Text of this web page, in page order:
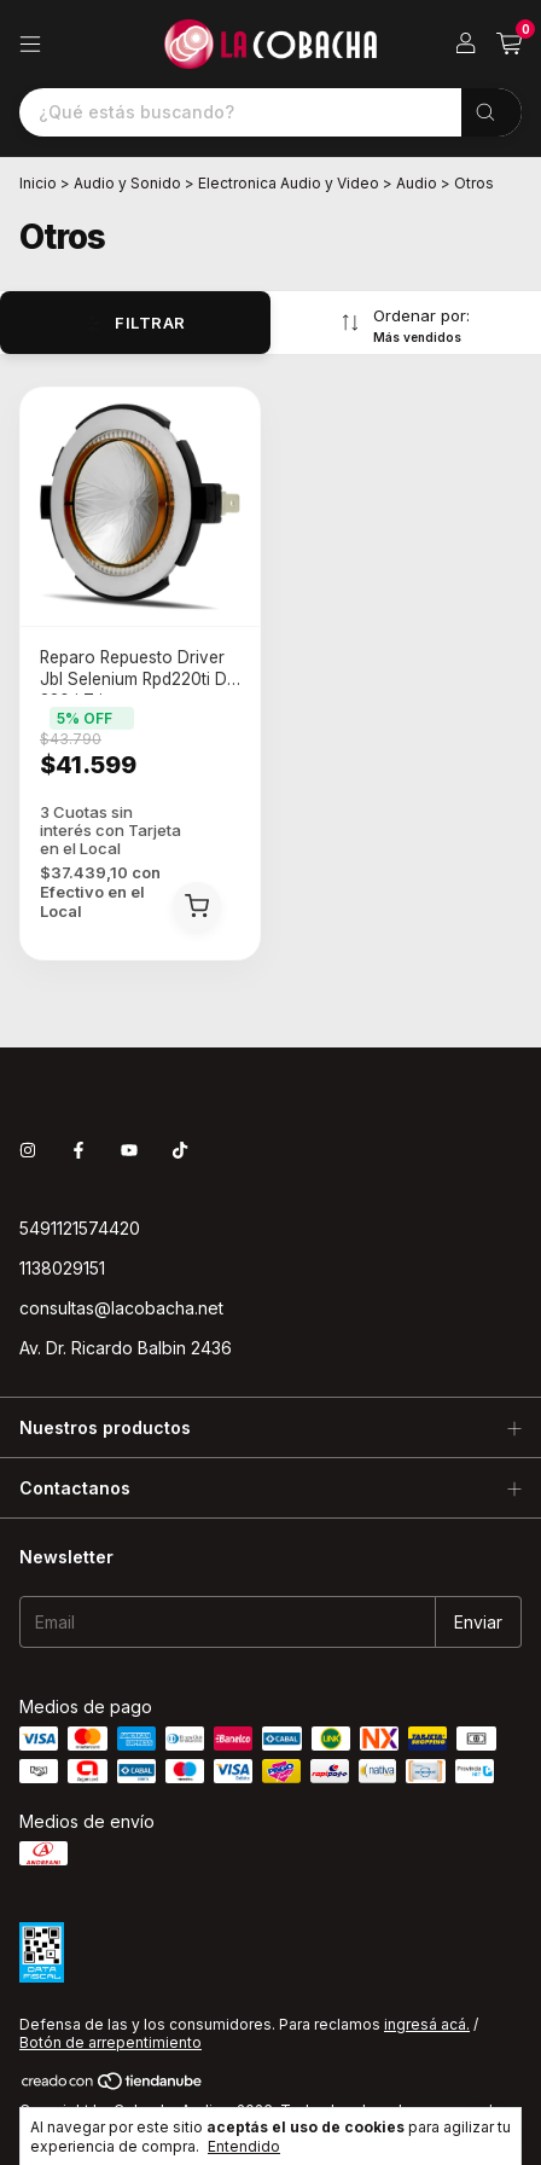
0
Al navegar por este sitio aceptás el uso de cookies para agilizar tu
experiencia de compra. Entendido
Inicio > Audio y Sonido > Electronica Audio y Video > Audio > Otros
Otros
FILTRAR Ordenar por:
Más vendidos
Reparo Repuesto Driver
Jbl Selenium Rpd220ti D
220ti Trio
$41.599
$43.790
5% OFF
$37.439,10 con
Efectivo en el
Local
5491121574420
1138029151
consultas@lacobacha.net
Av. Dr. Ricardo Balbin 2436
Nuestros productos
Contactanos
Newsletter
Medios de pago
Medios de envío
Defensa de las y los consumidores. Para reclamos ingresá acá. /
Botón de arrepentimiento
Copyright La Cobacha Audio - 2026. Todos los derechos reservados.